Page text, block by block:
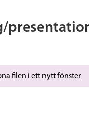
filen i ett nytt fönster